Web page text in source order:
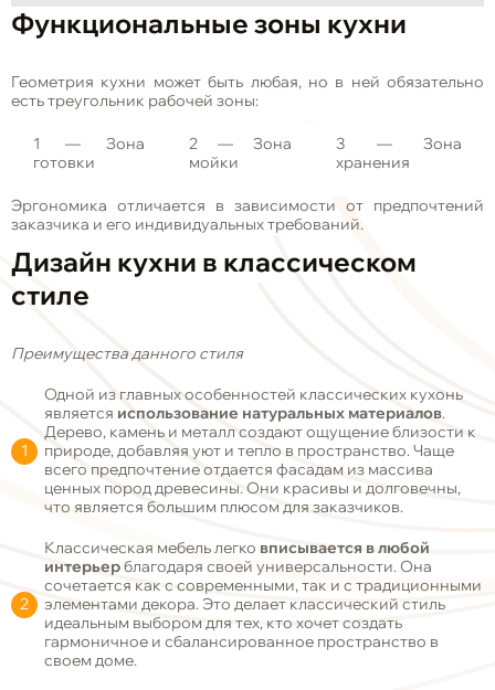
Функциональные зоны кухни
Геометрия кухни может быть любая, но в ней обязательно
есть треугольник рабочей зоны:
1 — Зона
готовки
2 — Зона
мойки
3 — Зона
хранения
Эргономика отличается в зависимости от предпочтений
заказчика и его индивидуальных требований.
Дизайн кухни в классическом
стиле
Преимущества данного стиля
Одной из главных особенностей классических кухонь
является использование натуральных материалов.
Дерево, камень и металл создают ощущение близости к
природе, добавляя уют и тепло в пространство. Чаще
всего предпочтение отдается фасадам из массива
ценных пород древесины. Они красивы и долговечны,
что является большим плюсом для заказчиков.
Классическая мебель легко вписывается в любой
интерьерблагодаря своей универсальности. Она
сочетается как с современными, так и с традиционными
элементами декора. Это делает классический стиль
идеальным выбором для тех, кто хочет создать
гармоничное и сбалансированное пространство в
своем доме.